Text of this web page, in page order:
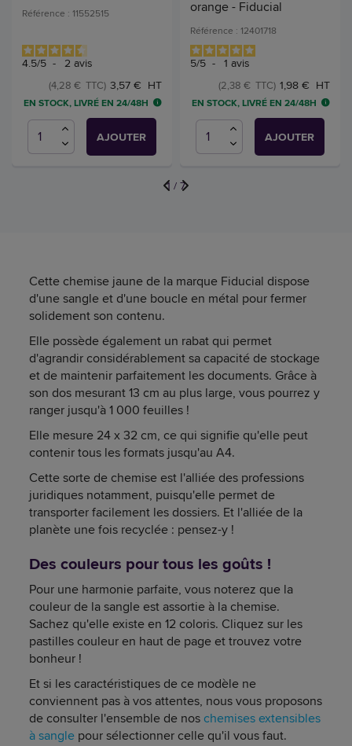
Référence : 11552515
4.5/5 - 2 avis
3,57 € HT
(4,28 € TTC)
EN STOCK, LIVRÉ EN 24/48H
AJOUTER
orange - Fiducial
Référence : 12401718
5/5 - 1 avis
1,98 € HT
(2,38 € TTC)
EN STOCK, LIVRÉ EN 24/48H
AJOUTER
1 / 7
Cette chemise jaune de la marque Fiducial dispose
d'une sangle et d'une boucle en métal pour fermer
solidement son contenu.
Elle possède également un rabat qui permet
d'agrandir considérablement sa capacité de stockage
et de maintenir parfaitement les documents. Grâce à
son dos mesurant 13 cm au plus large, vous pourrez y
ranger jusqu'à 1 000 feuilles !
Elle mesure 24 x 32 cm, ce qui signifie qu'elle peut
contenir tous les formats jusqu'au A4.
Cette sorte de chemise est l'alliée des professions
juridiques notamment, puisqu'elle permet de
transporter facilement les dossiers. Et l'alliée de la
planète une fois recyclée : pensez-y !
Des couleurs pour tous les goûts !
Pour une harmonie parfaite, vous noterez que la
couleur de la sangle est assortie à la chemise.
Sachez qu'elle existe en 12 coloris. Cliquez sur les
pastilles couleur en haut de page et trouvez votre
bonheur !
Et si les caractéristiques de ce modèle ne
conviennent pas à vos attentes, nous vous proposons
de consulter l'ensemble de noschemises extensibles
à sangle pour sélectionner celle qu'il vous faut.